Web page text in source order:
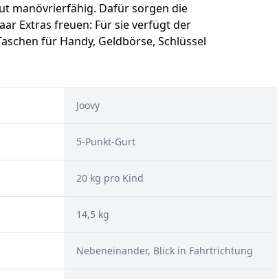
manövrierfähig. Dafür sorgen die
Extras freuen: Für sie verfügt der
für Handy, Geldbörse, Schlüssel
Joovy
5-Punkt-Gurt
20 kg pro Kind
14,5 kg
Nebeneinander, ‎Blick in Fahrtrichtung